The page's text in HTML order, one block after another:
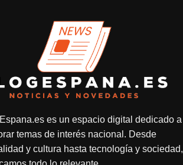
es un espacio digital dedicado a
temas de interés nacional. Desde
y cultura hasta tecnología y sociedad,